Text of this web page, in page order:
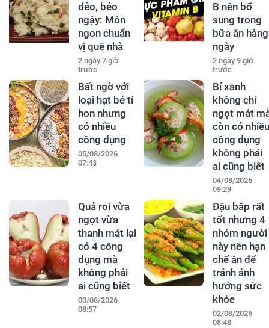
dẻo, béo
ngậy: Món
ngon chuẩn
vị quê nhà
2 ngày 7 giờ
trước
B nên bổ
sung trong
bữa ăn hàng
ngày
2 ngày 9 giờ
trước
Bất ngờ với
loại hạt bé tí
hon nhưng
có nhiều
công dụng
05/08/2026
07:43
Bí xanh
không chỉ
ngọt mát
còn có nhiều
công dụng
không phải
ai cũng biết
04/08/2026
09:29
Quả roi vừa
ngọt vừa
thanh mát lại
có 4 công
dụng mà
không phải
ai cũng biết
03/08/2026
08:57
Đậu bắp rất
tốt nhưng 4
nhóm người
này nên hạn
chế ăn để
tránh ảnh
hưởng sức
khỏe
02/08/2026
08:48